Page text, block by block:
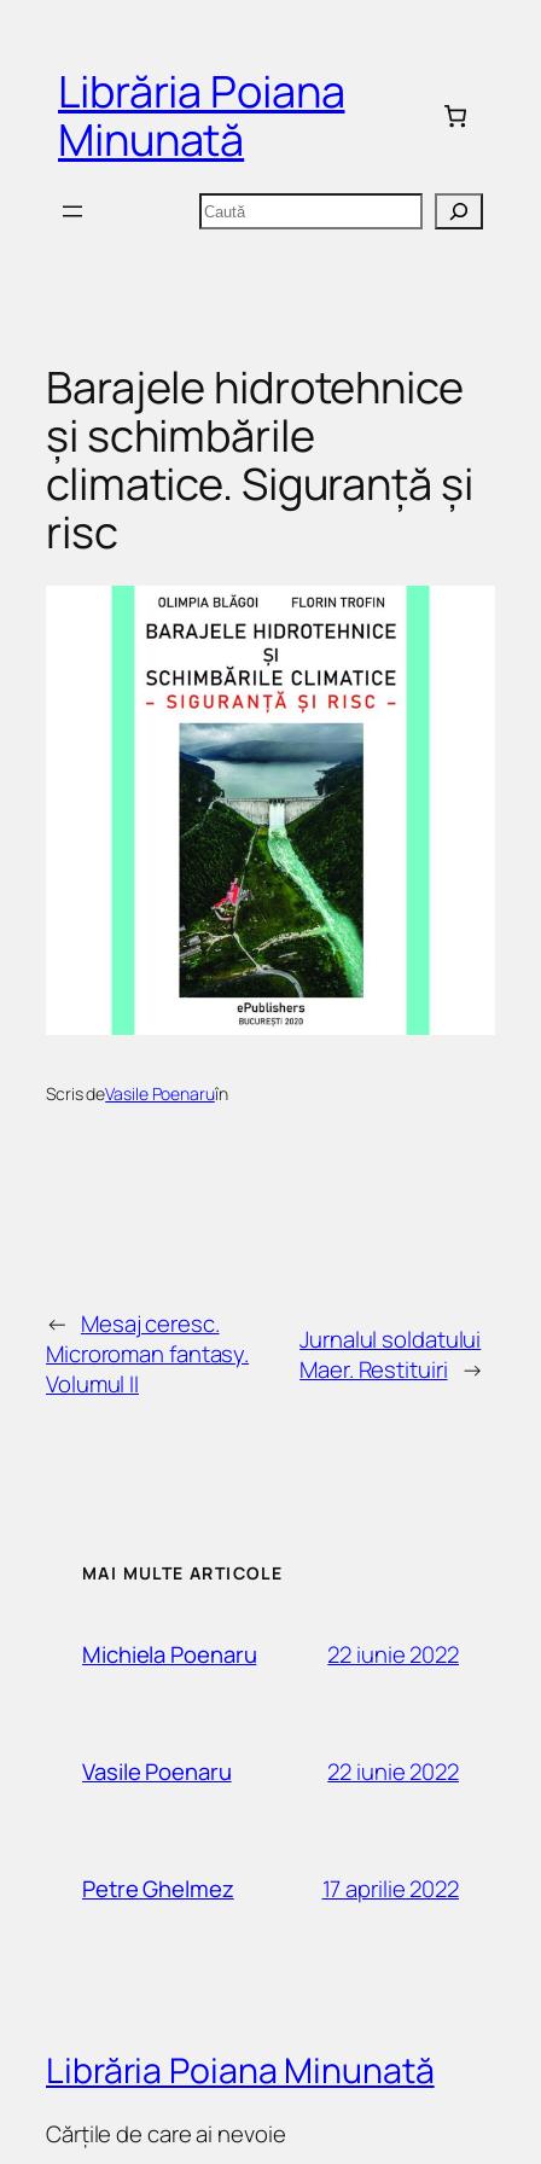
conținutLibrăria Poiana
Minunată
Caută
Barajele hidrotehnice
şi schimbările
climatice. Siguranţă şi
risc
Scris deVasile Poenaruîn
← Mesaj ceresc.
Microroman fantasy.
Volumul II
Jurnalul soldatului
Maer. Restituiri →
MAI MULTE ARTICOLE
Michiela Poenaru 22 iunie 2022
Vasile Poenaru 22 iunie 2022
Petre Ghelmez 17 aprilie 2022
Librăria Poiana Minunată
Cărțile de care ai nevoie